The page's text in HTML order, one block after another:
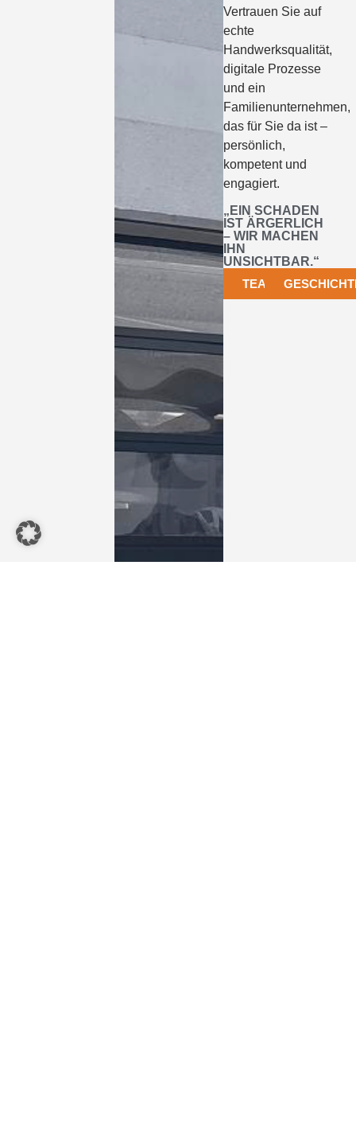
Vertrauen Sie auf
echte
Handwerksqualität,
digitale Prozesse
und ein
Familienunternehmen,
das für Sie da ist –
persönlich,
kompetent und
engagiert.
„EIN SCHADEN
IST ÄRGERLICH
– WIR MACHEN
IHN
UNSICHTBAR.“
TEAM